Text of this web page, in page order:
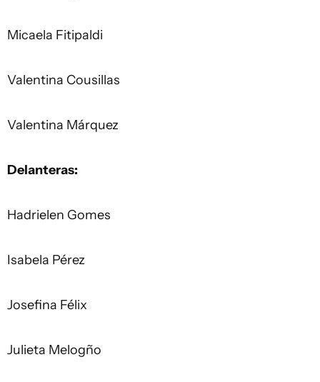
Micaela Fitipaldi
Valentina Cousillas
Valentina Márquez
Delanteras:
Hadrielen Gomes
Isabela Pérez
Josefina Félix
Julieta Melogño